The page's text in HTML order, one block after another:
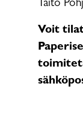
Taito
Voit